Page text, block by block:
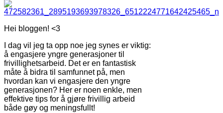
Hei bloggen! <3
I dag vil jeg ta opp noe jeg synes er viktig:
å engasjere yngre generasjoner til
frivillighetsarbeid. Det er en fantastisk
måte å bidra til samfunnet på, men
hvordan kan vi engasjere den yngre
generasjonen? Her er noen enkle, men
effektive tips for å gjøre frivillig arbeid
både gøy og meningsfullt!